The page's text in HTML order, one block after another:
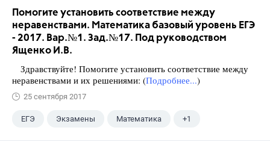
Помогите установить соответствие между
неравенствами. Математика базовый уровень ЕГЭ
- 2017. Вар.№1. Зад.№17. Под руководством
Ященко И.В.
Здравствуйте! Помогите установить соответствие между
неравенствами и их решениями: (Подробнее...)
25 сентября 2017
ЕГЭ Экзамены Математика +1